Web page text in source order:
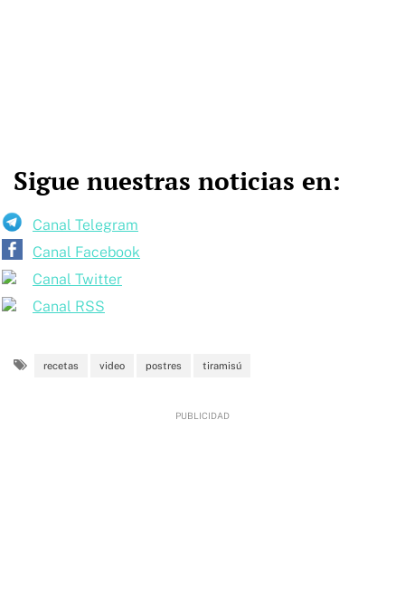
Sigue nuestras noticias en:
Canal Telegram
Canal Facebook
Canal Twitter
Canal RSS
recetas video postres tiramisú